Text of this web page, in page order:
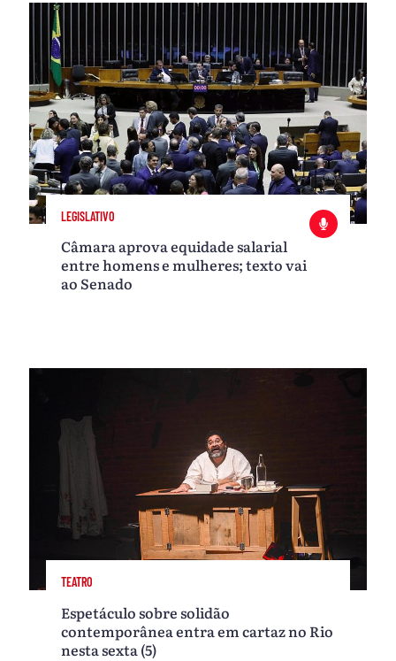
LEGISLATIVO
Câmara aprova equidade salarial
entre homens e mulheres; texto vai
ao Senado
TEATRO
Espetáculo sobre solidão
contemporânea entra em cartaz no Rio
nesta sexta (5)